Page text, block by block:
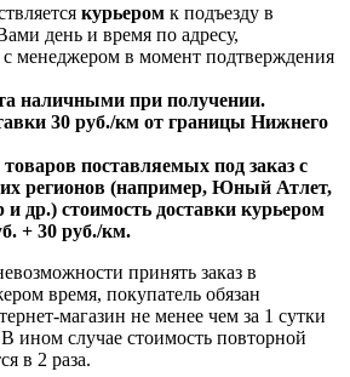
курьером к подъезду в
день и время по адресу,
с менеджером в момент подтверждения
наличными при получении.
30 руб./км от границы Нижнего
поставляемых под заказ с
регионов (например, Юный Атлет,
и др.) стоимость доставки курьером
+ 30 руб./км.
принять заказ в
время, покупатель обязан
магазин не менее чем за 1 сутки
ином случае стоимость повторной
в 2 раза.